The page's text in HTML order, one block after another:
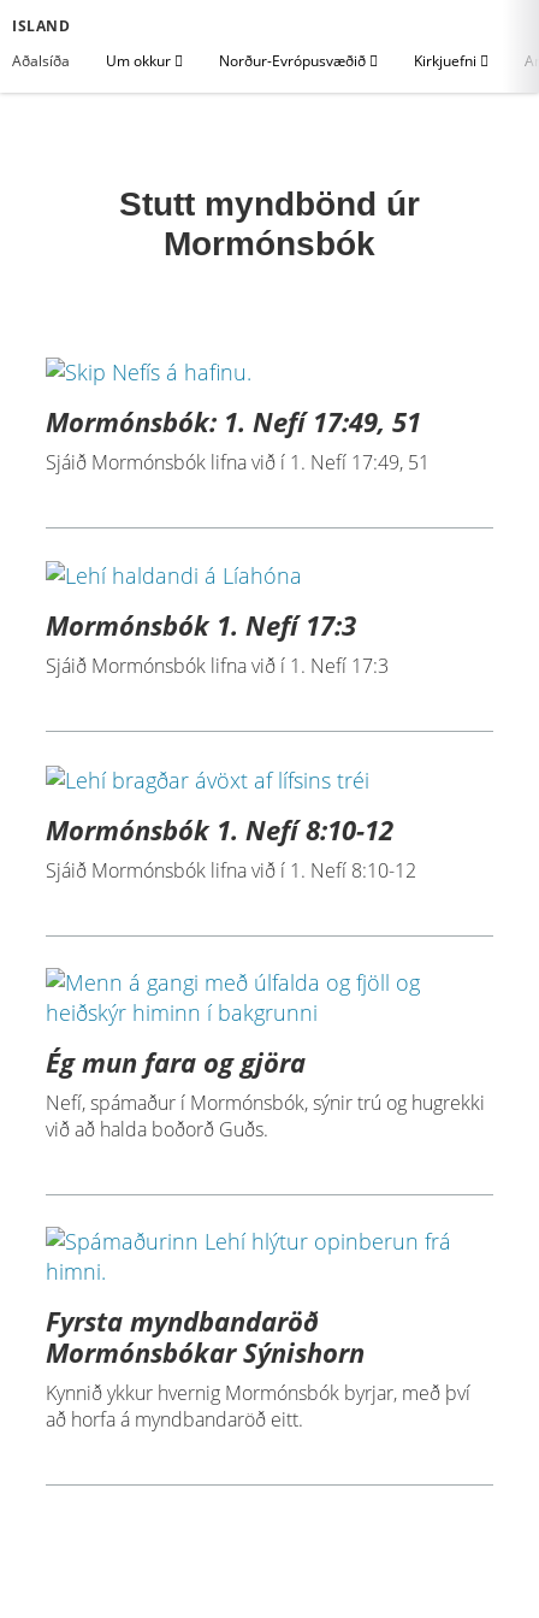
ISLAND
Aðalsíða
Um okkur Norður-Evrópusvæðið Kirkjuefni
Stutt myndbönd úr
Mormónsbók
Mormónsbók: 1. Nefí 17:49, 51
Sjáið Mormónsbók lifna við í 1. Nefí 17:49, 51
Mormónsbók 1. Nefí 17:3
Sjáið Mormónsbók lifna við í 1. Nefí 17:3
Mormónsbók 1. Nefí 8:10-12
Sjáið Mormónsbók lifna við í 1. Nefí 8:10-12
Ég mun fara og gjöra
Nefí, spámaður í Mormónsbók, sýnir trú og hugrekki
við að halda boðorð Guðs.
Fyrsta myndbandaröð
Mormónsbókar Sýnishorn
Kynnið ykkur hvernig Mormónsbók byrjar, með því
að horfa á myndbandaröð eitt.